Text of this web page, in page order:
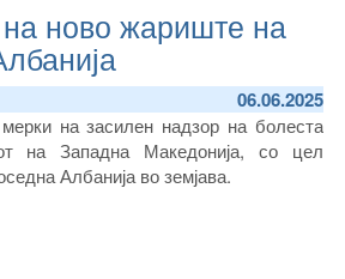
ново жариште на
06.06.2025
на засилен надзор на болеста
на Западна Македонија, со цел
Албанија во земјава.